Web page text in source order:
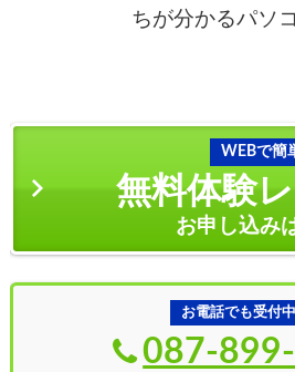
ちが分かるパソ
WEBで簡
無料体験
お申し込み
お電話でも受付中
087-